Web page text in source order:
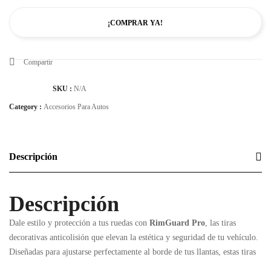
¡COMPRAR YA!
Compartir
SKU : N/A
Category : Accesorios Para Autos
Descripción
Descripción
Dale estilo y protección a tus ruedas con RimGuard Pro, las tiras
decorativas anticolisión que elevan la estética y seguridad de tu vehículo.
Diseñadas para ajustarse perfectamente al borde de tus llantas, estas tiras